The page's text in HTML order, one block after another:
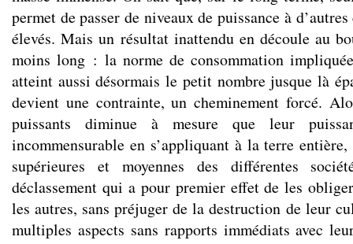
permet de passer de niveaux de puissance à
élevés. Mais un résultat inattendu en découle au
moins long : la norme de consommation
atteint aussi désormais le petit nombre jusque là
devient une contrainte, un cheminement forcé.
puissants diminue à mesure que leur
incommensurable en s’appliquant à la terre
supérieures et moyennes des différentes
déclassement qui a pour premier effet de les
les autres, sans préjuger de la destruction de leur
multiples aspects sans rapports immédiats avec